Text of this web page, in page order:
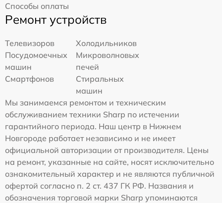
Способы оплаты
Ремонт устройств
Телевизоров
Холодильников
Посудомоечных
машин
Микроволновых
печей
Смартфонов
Стиральных
машин
Мы занимаемся ремонтом и техническим
обслуживанием техники Sharp по истечении
гарантийного периода. Наш центр в Нижнем
Новгороде работает независимо и не имеет
официальной авторизации от производителя. Цены
на ремонт, указанные на сайте, носят исключительно
ознакомительный характер и не являются публичной
офертой согласно п. 2 ст. 437 ГК РФ. Названия и
обозначения торговой марки Sharp упоминаются